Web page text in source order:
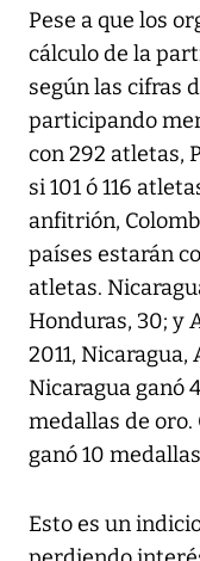
Pese a que los
cálculo de la
según las cifras
participando
con 292 atletas,
si 101 ó 116
anfitrión,
países estarán
atletas.
Honduras, 30; y
2011,
Nicaragua ganó
medallas de oro.
ganó 10
Esto es un